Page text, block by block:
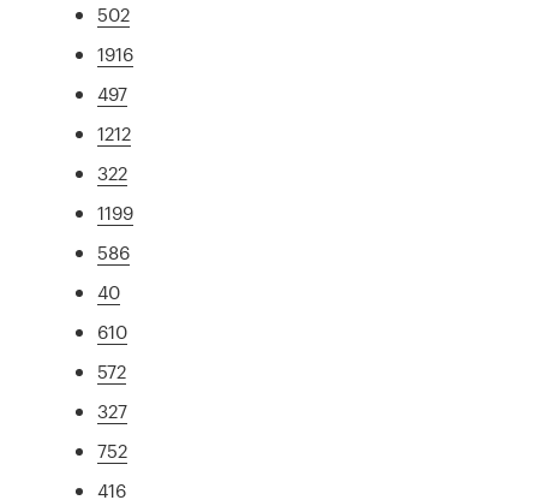
502
1916
497
1212
322
1199
586
40
610
572
327
752
416